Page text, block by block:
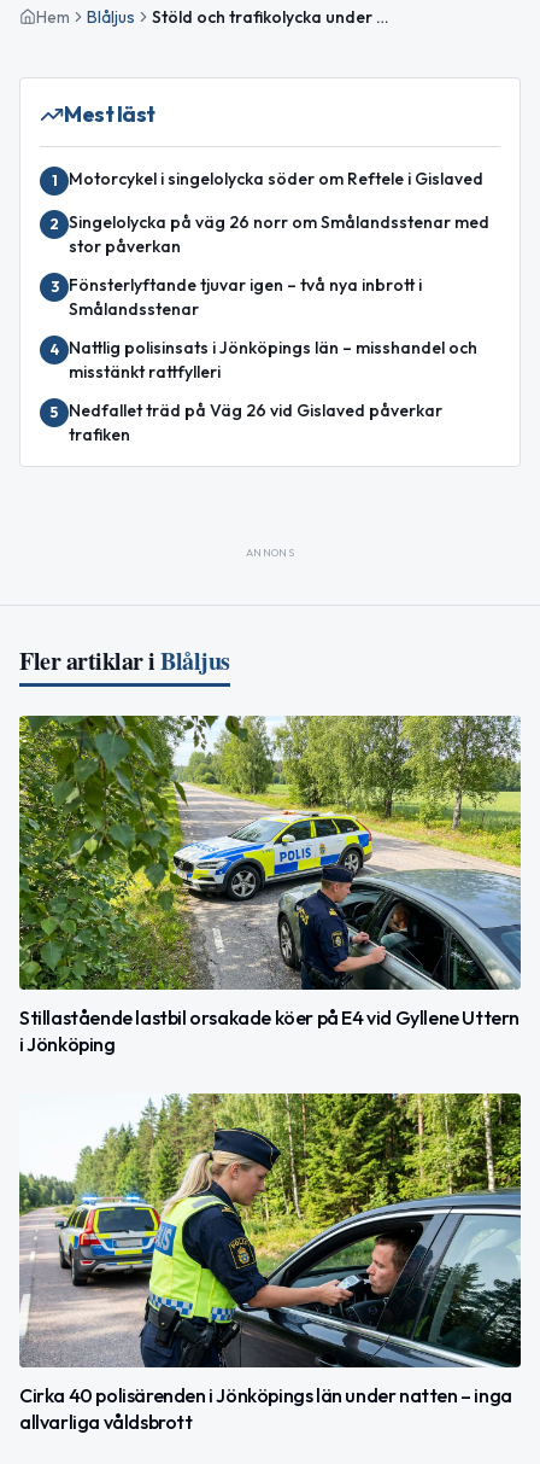
Hem Blåljus Stöld och trafikolycka under natten i Jönköpings län
Mest läst
1 Motorcykel i singelolycka söder om Reftele i Gislaved
2 Singelolycka på väg 26 norr om Smålandsstenar med
stor påverkan
3
Fönsterlyftande tjuvar igen – två nya inbrott i
Smålandsstenar
4
Nattlig polisinsats i Jönköpings län – misshandel och
misstänkt rattfylleri
5
Nedfallet träd på Väg 26 vid Gislaved påverkar
trafiken
ANNONS
Fler artiklar iBlåljus
Stillastående lastbil orsakade köer på E4 vid Gyllene Uttern
i Jönköping
Cirka 40 polisärenden i Jönköpings län under natten – inga
allvarliga våldsbrott